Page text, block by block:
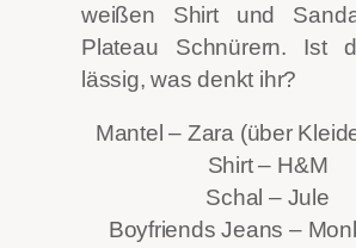
weißen Shirt und
Plateau Schnürern. Ist
lässig, was denkt ihr?
Mantel – Zara (über
Shirt – H&M
Schal – Jule
Boyfriends Jeans –